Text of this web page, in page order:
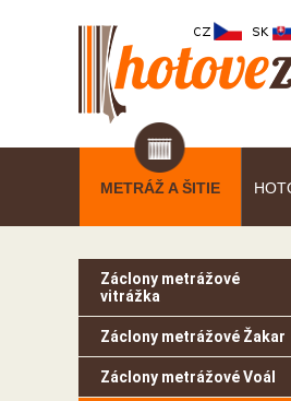
METRÁŽ A ŠITIE
Záclony metrážové
vitrážka
Záclony metrážové Žakar
Záclony metrážové Voál